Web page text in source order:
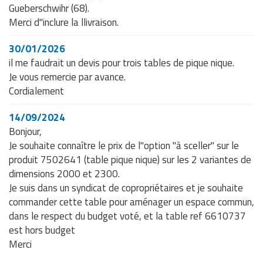
Gueberschwihr (68).
Merci d"inclure la llivraison.
30/01/2026
il me faudrait un devis pour trois tables de pique nique.
Je vous remercie par avance.
Cordialement
14/09/2024
Bonjour,
Je souhaite connaître le prix de l"option "à sceller" sur le
produit 7502641 (table pique nique) sur les 2 variantes de
dimensions 2000 et 2300.
Je suis dans un syndicat de copropriétaires et je souhaite
commander cette table pour aménager un espace commun,
dans le respect du budget voté, et la table ref 6610737
est hors budget
Merci